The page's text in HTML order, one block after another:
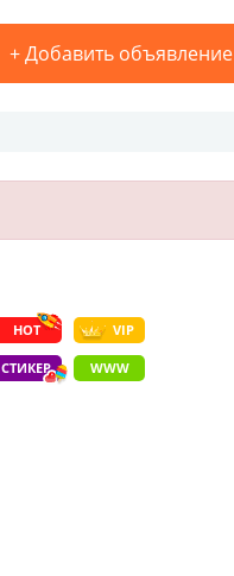
+Добавить объявление
HOT VIP
СТИКЕР WWW